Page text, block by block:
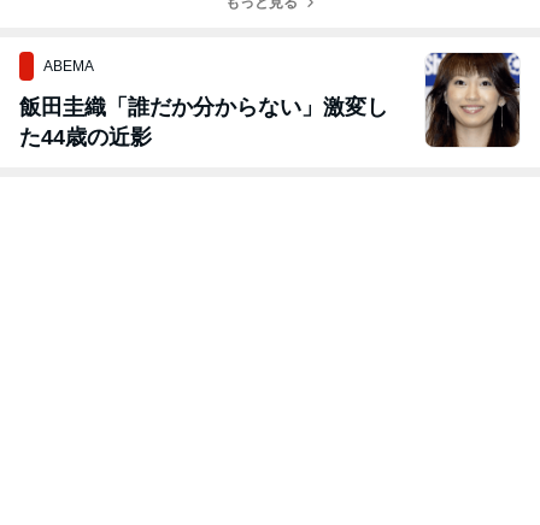
ABEMA
飯田圭織「誰だか分からない」激変し
た44歳の近影